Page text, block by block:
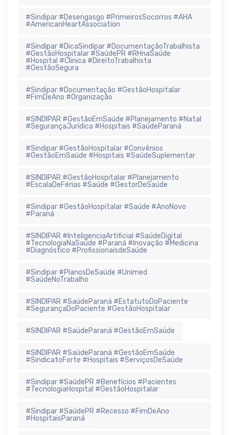
#Sindipar #Desengasgo #PrimeirosSocorros #AHA
#AmericanHeartAssociation
#Sindipar #DicaSindipar #DocumentaçãoTrabalhista
#GestãoHospitalar #SaúdePR #RHnaSaúde
#Hospital #Clinica #DireitoTrabalhista
#GestãoSegura
#Sindipar #Documentação #GestãoHospitalar
#FimDeAno #Organização
#SINDIPAR #GestãoEmSaúde #Planejamento #Natal
#SegurançaJurídica #Hospitais #SaúdeParaná
#Sindipar #GestãoHospitalar #Convênios
#GestãoEmSaúde #Hospitais #SaúdeSuplementar
#SINDIPAR #GestãoHospitalar #Planejamento
#EscalaDeFérias #Saúde #GestorDeSaúde
#Sindipar #GestãoHospitalar #Saúde #AnoNovo
#Paraná
#SINDIPAR #InteligenciaArtificial #SaúdeDigital
#TecnologiaNaSaúde #Paraná #Inovação #Medicina
#Diagnóstico #ProfissionaisdeSaúde
#Sindipar #PlanosDeSaúde #Unimed
#SaúdeNoTrabalho
#SINDIPAR #SaúdeParaná #EstatutoDoPaciente
#SegurançaDoPaciente #GestãoHospitalar
#SINDIPAR #SaúdeParaná #GestãoEmSaúde
#SINDIPAR #SaúdeParaná #GestãoEmSaúde
#SindicatoForte #Hospitais #ServiçosDeSaúde
#Sindipar #SaúdePR #Benefícios #Pacientes
#TecnologiaHospital #GestãoHospitalar
#Sindipar #SaúdePR #Recesso #FimDeAno
#HospitaisParaná